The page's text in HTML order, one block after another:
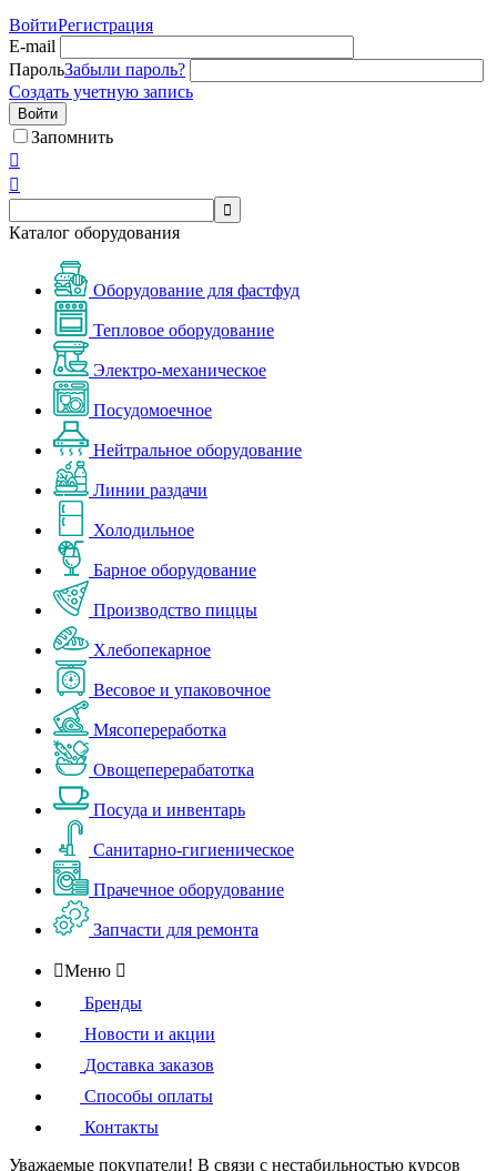
ВойтиРегистрация
E-mail
ПарольЗабыли пароль?
Создать учетную запись
Войти
Запомнить



Каталог оборудования
Оборудование для фастфуд
Тепловое оборудование
Электро-механическое
Посудомоечное
Нейтральное оборудование
Линии раздачи
Холодильное
Барное оборудование
Производство пиццы
Хлебопекарное
Весовое и упаковочное
Мясопереработка
Овощеперерабатотка
Посуда и инвентарь
Санитарно-гигиеническое
Прачечное оборудование
Запчасти для ремонта
Меню 
Бренды
Новости и акции
Доставка заказов
Способы оплаты
Контакты
Уважаемые покупатели! В связи с нестабильностью курсов